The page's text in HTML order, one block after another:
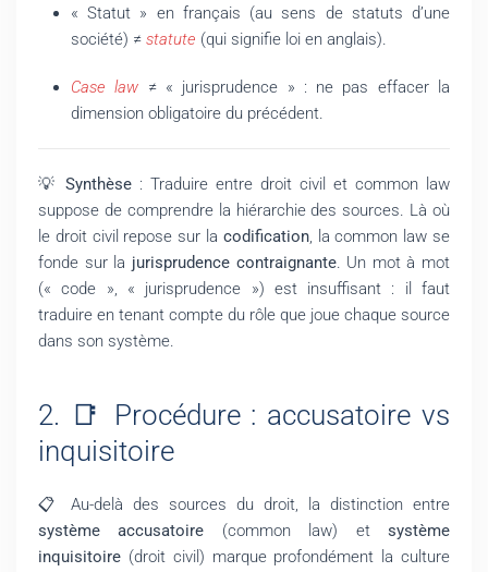
« Statut » en français (au sens de statuts d’une
société) ≠ statute (qui signifie loi en anglais).
Case law ≠ « jurisprudence » : ne pas effacer la
dimension obligatoire du précédent.
💡 Synthèse : Traduire entre droit civil et common law
suppose de comprendre la hiérarchie des sources. Là où
le droit civil repose sur la codification, la common law se
fonde sur la jurisprudence contraignante. Un mot à mot
(« code », « jurisprudence ») est insuffisant : il faut
traduire en tenant compte du rôle que joue chaque source
dans son système.
2. 📑 Procédure : accusatoire vs
inquisitoire
📋 Au-delà des sources du droit, la distinction entre
système accusatoire (common law) etsystème
inquisitoire (droit civil) marque profondément la culture